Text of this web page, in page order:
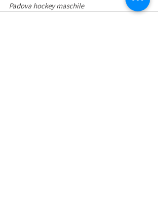
Padova hockey maschile